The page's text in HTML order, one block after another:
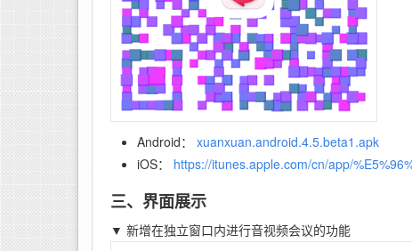
Android： xuanxuan.android.4.5.beta1.apk
iOS： https://itunes.apple.com/cn/app/
三、界面展示
▼ 新增在独立窗口内进行音视频会议的功能